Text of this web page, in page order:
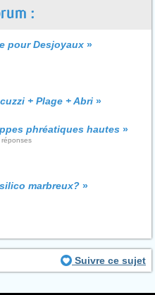
:
pour Desjoyaux »
+ Plage + Abri »
phréatiques hautes »
réponses
marbreux? »
Suivre ce sujet